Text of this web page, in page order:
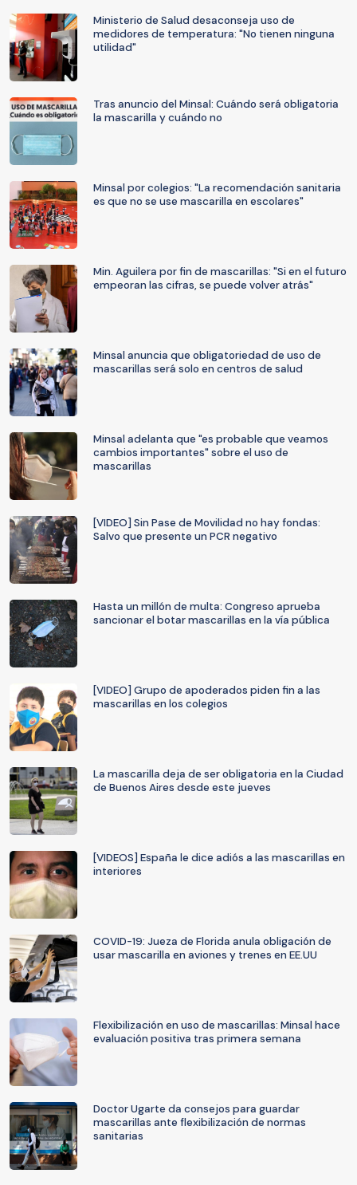
Ministerio de Salud desaconseja uso de
medidores de temperatura: "No tienen ninguna
utilidad"
Tras anuncio del Minsal: Cuándo será obligatoria
la mascarilla y cuándo no
Minsal por colegios: "La recomendación sanitaria
es que no se use mascarilla en escolares"
Min. Aguilera por fin de mascarillas: "Si en el futuro
empeoran las cifras, se puede volver atrás"
Minsal anuncia que obligatoriedad de uso de
mascarillas será solo en centros de salud
Minsal adelanta que "es probable que veamos
cambios importantes" sobre el uso de
mascarillas
[VIDEO] Sin Pase de Movilidad no hay fondas:
Salvo que presente un PCR negativo
Hasta un millón de multa: Congreso aprueba
sancionar el botar mascarillas en la vía pública
[VIDEO] Grupo de apoderados piden fin a las
mascarillas en los colegios
La mascarilla deja de ser obligatoria en la Ciudad
de Buenos Aires desde este jueves
[VIDEOS] España le dice adiós a las mascarillas en
interiores
COVID-19: Jueza de Florida anula obligación de
usar mascarilla en aviones y trenes en EE.UU
Flexibilización en uso de mascarillas: Minsal hace
evaluación positiva tras primera semana
Doctor Ugarte da consejos para guardar
mascarillas ante flexibilización de normas
sanitarias